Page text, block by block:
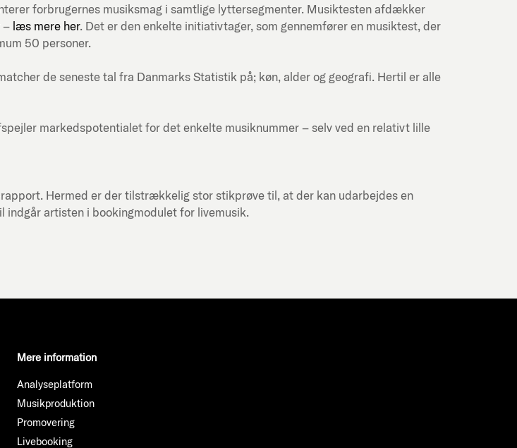
forbrugernes musiksmag i samtlige lyttersegmenter. Musiktesten afdækker
– læs mere her. Det er den enkelte initiativtager, som gennemfører en musiktest, der
50 personer.
de seneste tal fra Danmarks Statistik på; køn, alder og geografi. Hertil er alle
markedspotentialet for det enkelte musiknummer – selv ved en relativt lille
Hermed er der tilstrækkelig stor stikprøve til, at der kan udarbejdes en
artisten i bookingmodulet for livemusik.
Mere information
Analyseplatform
Musikproduktion
Promovering
Livebooking